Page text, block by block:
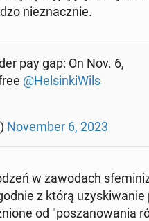
nie­znacz­nie.
pay gap: On Nov. 6,
@Hel­sin­ki­Wils
No­vem­ber 6, 2023
w za­wo­dach
z którą
od "po­sza­no­wa­nia